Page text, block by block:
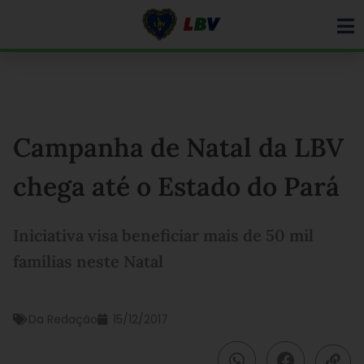
Campanha de Natal da LBV
chega até o Estado do Pará
Iniciativa visa beneficiar mais de 50 mil
famílias neste Natal
Da Redação 15/12/2017